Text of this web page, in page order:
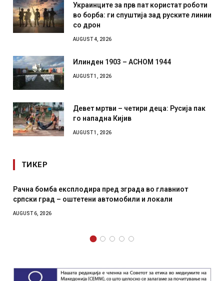
Украинците за прв пат користат роботи
во борба: ги спуштија зад руските линии
со дрон
AUGUST 4, 2026
Илинден 1903 – АСНОМ 1944
AUGUST 1, 2026
Девет мртви – четири деца: Русија пак
го нападна Кијив
AUGUST 1, 2026
ТИКЕР
Рачна бомба експлодира пред зграда во главниот
српски град – оштетени автомобили и локали
AUGUST 6, 2026